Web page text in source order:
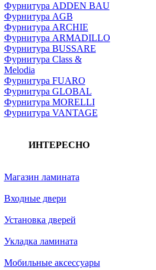
Фурнитура ADDEN BAU
Фурнитура AGB
Фурнитура ARCHIE
Фурнитура ARMADILLO
Фурнитура BUSSARE
Фурнитура Class &
Melodia
Фурнитура FUARO
Фурнитура GLOBAL
Фурнитура MORELLI
Фурнитура VANTAGE
ИНТЕРЕСНО
Магазин ламината
Входные двери
Установка дверей
Укладка ламината
Мобильные аксессуары